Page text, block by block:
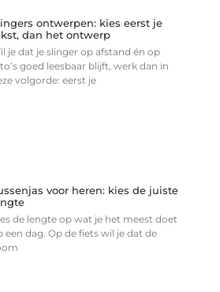
ontwerpen: kies eerst je
dan het ontwerp
je dat je slinger op afstand én op
goed leesbaar blijft, werk dan in
volgorde: eerst je
voor heren: kies de juiste
de lengte op wat je het meest doet
een dag. Op de fiets wil je dat de